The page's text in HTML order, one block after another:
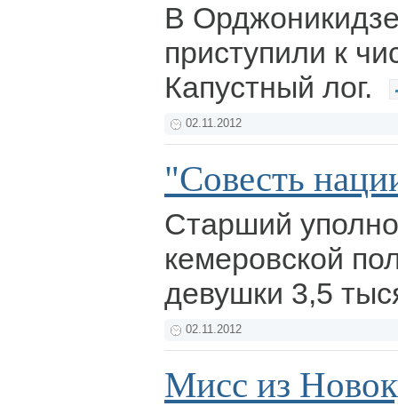
В
приступили к
Капустный лог.
02.11.2012
"Совесть
Старший
кемеровской
девушки 3,5
02.11.2012
Мисс из